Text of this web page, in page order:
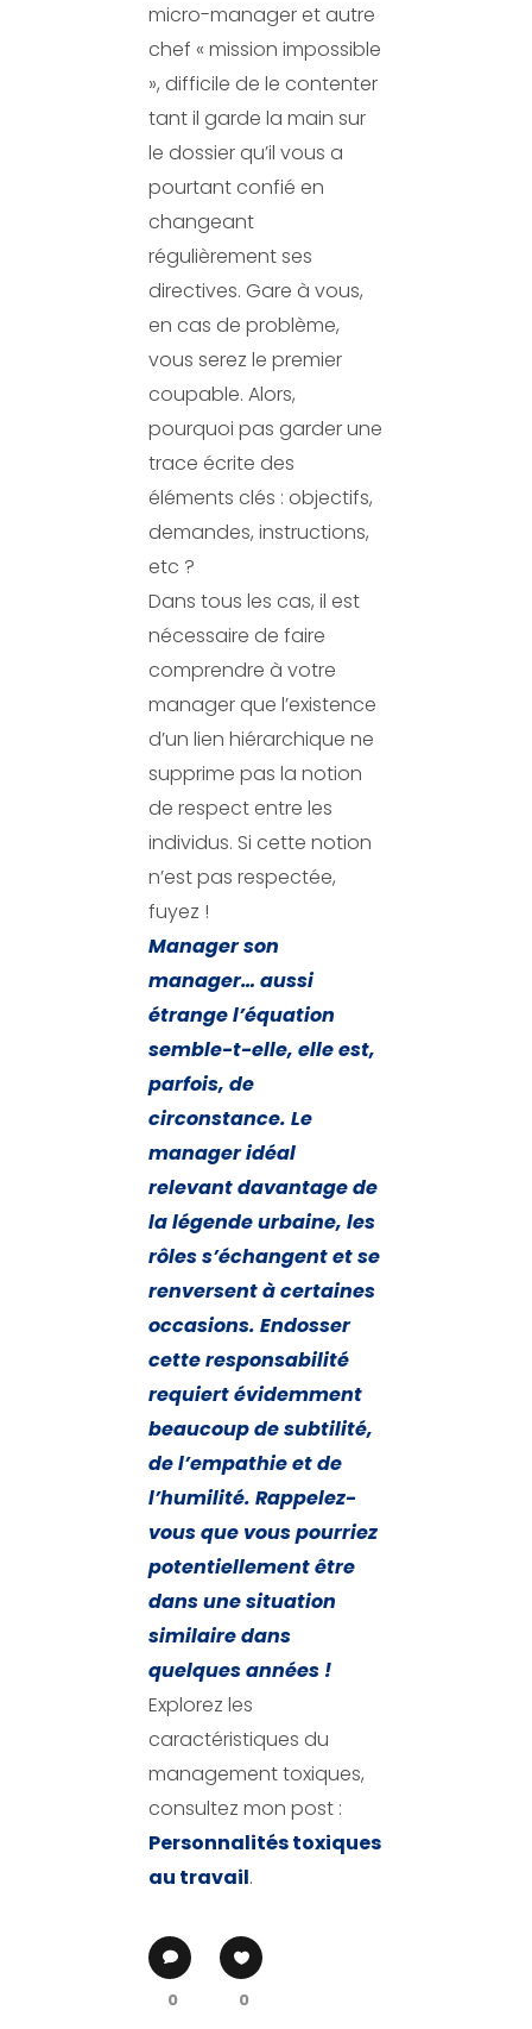
micro-manager et autre
chef « mission impossible
», difficile de le contenter
tant il garde la main sur
le dossier qu’il vous a
pourtant confié en
changeant
régulièrement ses
directives. Gare à vous,
en cas de problème,
vous serez le premier
coupable. Alors,
pourquoi pas garder une
trace écrite des
éléments clés : objectifs,
demandes, instructions,
etc ?
Dans tous les cas, il est
nécessaire de faire
comprendre à votre
manager que l’existence
d’un lien hiérarchique ne
supprime pas la notion
de respect entre les
individus. Si cette notion
n’est pas respectée,
fuyez !
Manager son
manager… aussi
étrange l’équation
semble-t-elle, elle est,
parfois, de
circonstance. Le
manager idéal
relevant davantage de
la légende urbaine, les
rôles s’échangent et se
renversent à certaines
occasions. Endosser
cette responsabilité
requiert évidemment
beaucoup de subtilité,
de l’empathie et de
l’humilité. Rappelez-
vous que vous pourriez
potentiellement être
dans une situation
similaire dans
quelques années !
Explorez les
caractéristiques du
management toxiques,
consultez mon post :
Personnalités toxiques
au travail.
0 0